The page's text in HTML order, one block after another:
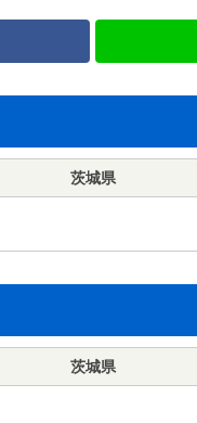
茨城県
茨城県